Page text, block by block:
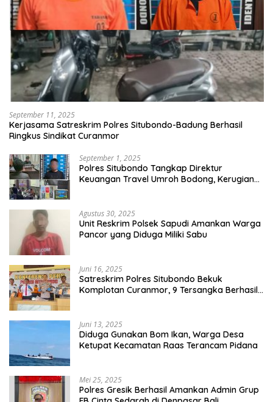
September 11, 2025
Kerjasama Satreskrim Polres Situbondo-Badung Berhasil
Ringkus Sindikat Curanmor
September 1, 2025
Polres Situbondo Tangkap Direktur
Keuangan Travel Umroh Bodong, Kerugian
Agustus 30, 2025
Unit Reskrim Polsek Sapudi Amankan Warga
Pancor yang Diduga Miliki Sabu
Juni 16, 2025
Satreskrim Polres Situbondo Bekuk
Komplotan Curanmor, 9 Tersangka Berhasil
Juni 13, 2025
Diduga Gunakan Bom Ikan, Warga Desa
Ketupat Kecamatan Raas Terancam Pidana
Mei 25, 2025
Polres Gresik Berhasil Amankan Admin Grup